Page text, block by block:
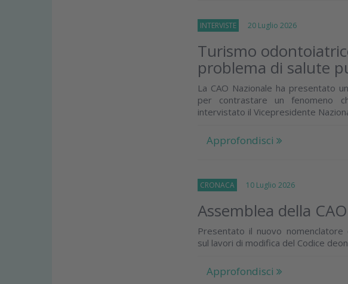
INTERVISTE 20 Luglio 2026
Turismo
problema di salute
La CAO Nazionale ha presentato
per contrastare un fenomeno
intervistato il Vicepresidente
Approfondisci
CRONACA 10 Luglio 2026
Assemblea della
Presentato il nuovo nomenclatore
sul lavori di modifica del Codice
Approfondisci